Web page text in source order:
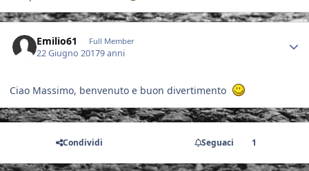
Emilio61 Full Member
22 Giugno 20179 anni
Ciao Massimo, benvenuto e buon divertimento
Condividi Seguaci 1